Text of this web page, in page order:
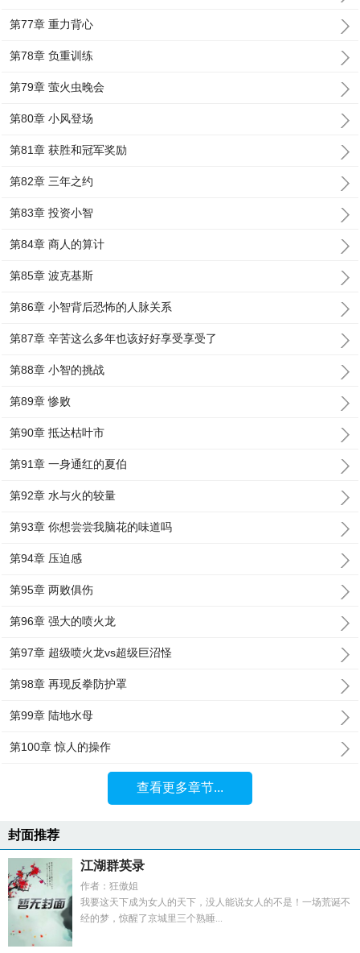
第77章 重力背心
第78章 负重训练
第79章 萤火虫晚会
第80章 小风登场
第81章 获胜和冠军奖励
第82章 三年之约
第83章 投资小智
第84章 商人的算计
第85章 波克基斯
第86章 小智背后恐怖的人脉关系
第87章 辛苦这么多年也该好好享受享受了
第88章 小智的挑战
第89章 惨败
第90章 抵达枯叶市
第91章 一身通红的夏伯
第92章 水与火的较量
第93章 你想尝尝我脑花的味道吗
第94章 压迫感
第95章 两败俱伤
第96章 强大的喷火龙
第97章 超级喷火龙vs超级巨沼怪
第98章 再现反拳防护罩
第99章 陆地水母
第100章 惊人的操作
查看更多章节...
封面推荐
江湖群英录
作者：狂傲姐
我要这天下成为女人的天下，没人能说女人的不是！一场荒诞不
经的梦，惊醒了京城里三个熟睡...